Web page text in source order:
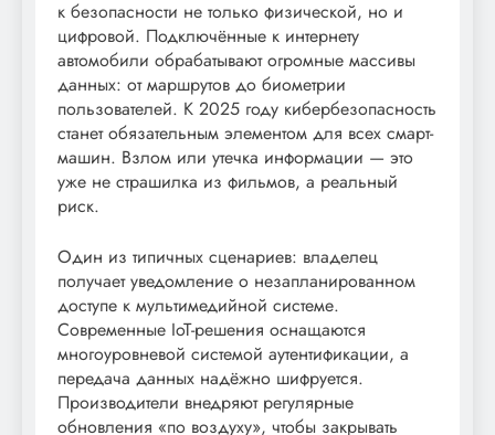
к безопасности не только физической, но и
цифровой. Подключённые к интернету
автомобили обрабатывают огромные массивы
данных: от маршрутов до биометрии
пользователей. К 2025 году кибербезопасность
станет обязательным элементом для всех смарт-
машин. Взлом или утечка информации — это
уже не страшилка из фильмов, а реальный
риск.
Один из типичных сценариев: владелец
получает уведомление о незапланированном
доступе к мультимедийной системе.
Современные IoT-решения оснащаются
многоуровневой системой аутентификации, а
передача данных надёжно шифруется.
Производители внедряют регулярные
обновления «по воздуху», чтобы закрывать